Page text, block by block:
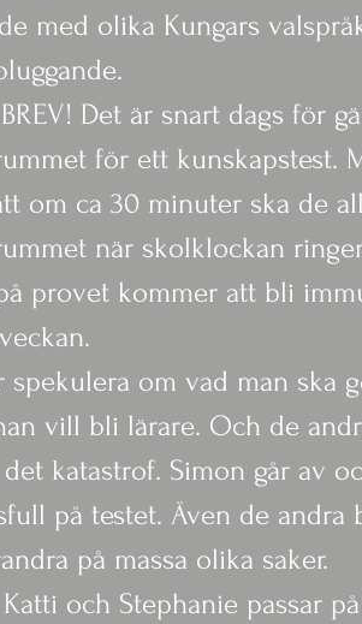
med olika Kungars
BREV! Det är snart dags för
för ett kunskapstest.
om ca 30 minuter ska de
när skolklockan
provet kommer att bli
spekulera om vad man ska
vill bli lärare. Och de
katastrof. Simon går av
på testet. Även de
på massa olika saker.
och Stephanie passar